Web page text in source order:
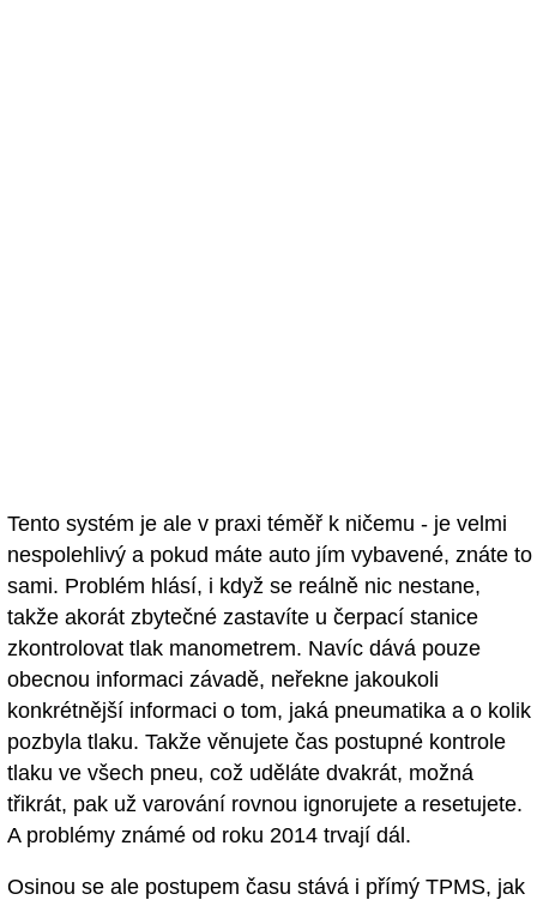
Tento systém je ale v praxi téměř k ničemu - je velmi
nespolehlivý a pokud máte auto jím vybavené, znáte to
sami. Problém hlásí, i když se reálně nic nestane,
takže akorát zbytečné zastavíte u čerpací stanice
zkontrolovat tlak manometrem. Navíc dává pouze
obecnou informaci závadě, neřekne jakoukoli
konkrétnější informaci o tom, jaká pneumatika a o kolik
pozbyla tlaku. Takže věnujete čas postupné kontrole
tlaku ve všech pneu, což uděláte dvakrát, možná
třikrát, pak už varování rovnou ignorujete a resetujete.
A problémy známé od roku 2014 trvají dál.
Osinou se ale postupem času stává i přímý TPMS, jak